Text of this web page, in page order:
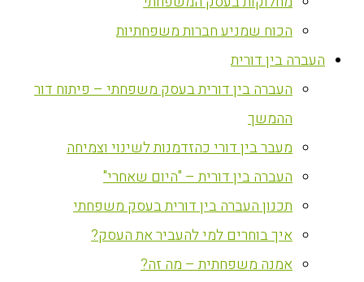
הכוח שמניע חברות משפחתיות
העברה בין דורית
העברה בין דורית בעסק משפחתי – פיתוח דור
ההמשך
מעבר בין דורי כהזדמנות לשינוי וצמיחה
העברה בין דורית – "היום שאחרי"
תכנון העברה בין דורית בעסק משפחתי
איך בוחרים למי להעביר את העסק?
אמנה משפחתית – מה זה?